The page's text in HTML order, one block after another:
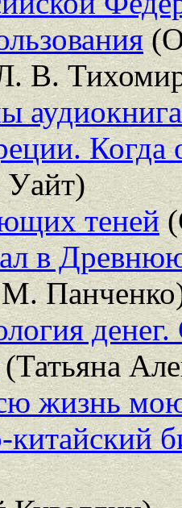
В.
Когда
Уайт)
теней
в
(Татьяна
жизнь
китайский